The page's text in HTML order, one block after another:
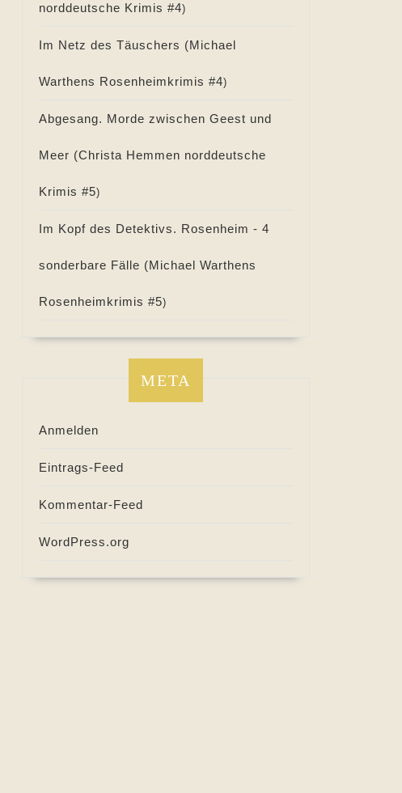
norddeutsche Krimis #4)
Im Netz des Täuschers (Michael
Warthens Rosenheimkrimis #4)
Abgesang. Morde zwischen Geest und
Meer (Christa Hemmen norddeutsche
Krimis #5)
Im Kopf des Detektivs. Rosenheim - 4
sonderbare Fälle (Michael Warthens
Rosenheimkrimis #5)
META
Anmelden
Eintrags-Feed
Kommentar-Feed
WordPress.org